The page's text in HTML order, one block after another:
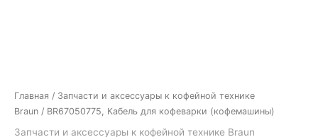
Главная / Запчасти и аксессуары к кофейной технике
Braun / BR67050775, Кабель для кофеварки (кофемашины)
Запчасти и аксессуары к кофейной технике Braun